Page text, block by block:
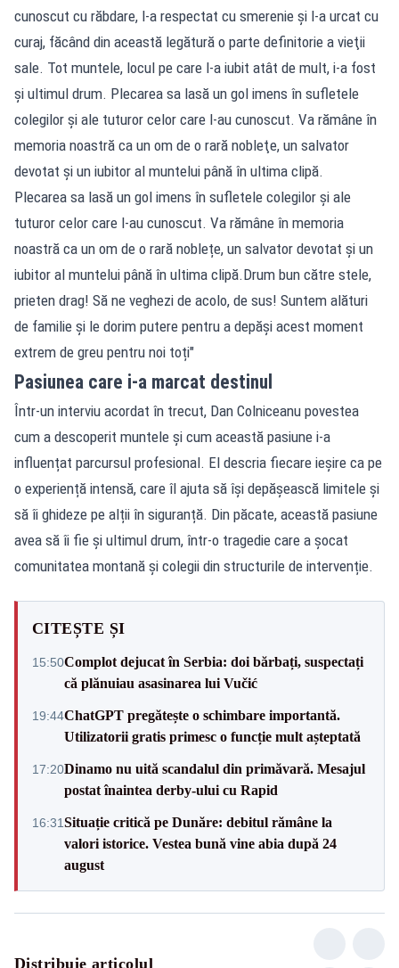
cunoscut cu răbdare, l-a respectat cu smerenie şi l-a urcat cu
curaj, făcând din această legătură o parte definitorie a vieţii
sale. Tot muntele, locul pe care l-a iubit atât de mult, i-a fost
şi ultimul drum. Plecarea sa lasă un gol imens în sufletele
colegilor şi ale tuturor celor care l-au cunoscut. Va rămâne în
memoria noastră ca un om de o rară nobleţe, un salvator
devotat şi un iubitor al muntelui până în ultima clipă.
Plecarea sa lasă un gol imens în sufletele colegilor și ale
tuturor celor care l-au cunoscut. Va rămâne în memoria
noastră ca un om de o rară noblețe, un salvator devotat și un
iubitor al muntelui până în ultima clipă.Drum bun către stele,
prieten drag! Să ne veghezi de acolo, de sus! Suntem alături
de familie și le dorim putere pentru a depăși acest moment
extrem de greu pentru noi toți"
Pasiunea care i-a marcat destinul
Într-un interviu acordat în trecut, Dan Colniceanu povestea
cum a descoperit muntele și cum această pasiune i-a
influențat parcursul profesional. El descria fiecare ieșire ca pe
o experiență intensă, care îl ajuta să își depășească limitele și
să îi ghideze pe alții în siguranță. Din păcate, această pasiune
avea să îi fie și ultimul drum, într-o tragedie care a șocat
comunitatea montană și colegii din structurile de intervenție.
CITEȘTE ȘI
15:50Complot dejucat în Serbia: doi bărbați, suspectați
că plănuiau asasinarea lui Vučić
19:44ChatGPT pregătește o schimbare importantă.
Utilizatorii gratis primesc o funcție mult așteptată
17:20Dinamo nu uită scandalul din primăvară. Mesajul
postat înaintea derby-ului cu Rapid
16:31Situație critică pe Dunăre: debitul rămâne la
valori istorice. Vestea bună vine abia după 24
august
Distribuie articolul